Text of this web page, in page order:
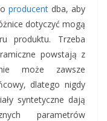
producentdba, aby
dotyczyć mogą
produktu. Trzeba
powstają z
może zawsze
dlatego nigdy
syntetyczne dają
parametrów